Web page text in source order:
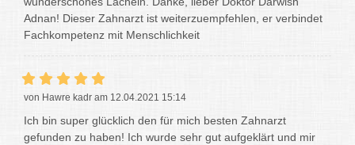
Adnan! Dieser Zahnarzt ist weiterzuempfehlen, er verbindet
Fachkompetenz mit Menschlichkeit
von Hawre kadr am 12.04.2021 15:14
Ich bin super glücklich den für mich besten Zahnarzt
gefunden zu haben! Ich wurde sehr gut aufgeklärt und mir